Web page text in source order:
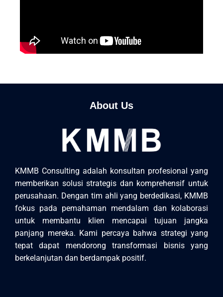
About Us
KMMB Consulting adalah konsultan profesional yang
memberikan solusi strategis dan komprehensif untuk
perusahaan. Dengan tim ahli yang berdedikasi, KMMB
fokus pada pemahaman mendalam dan kolaborasi
untuk membantu klien mencapai tujuan jangka
panjang mereka. Kami percaya bahwa strategi yang
tepat dapat mendorong transformasi bisnis yang
berkelanjutan dan berdampak positif.